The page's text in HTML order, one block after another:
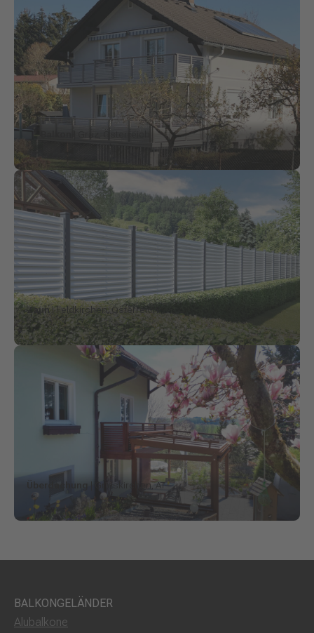
Zaun| Feldkirchen, Österreich
Überdachung | Grieskirchen, AT
BALKONGELÄNDER
Alubalkone